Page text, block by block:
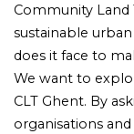
Community Land
sustainable
does it face to
We want to
CLT Ghent. By
organisations